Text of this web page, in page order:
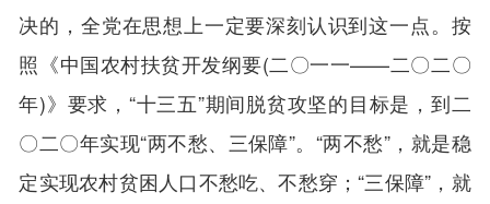
决的，全党在思想上一定要深刻认识到这一点。按
照《中国农村扶贫开发纲要(二〇一一——二〇二〇
年)》要求，“十三五”期间脱贫攻坚的目标是，到二
〇二〇年实现“两不愁、三保障”。“两不愁”，就是稳
定实现农村贫困人口不愁吃、不愁穿；“三保障”，就